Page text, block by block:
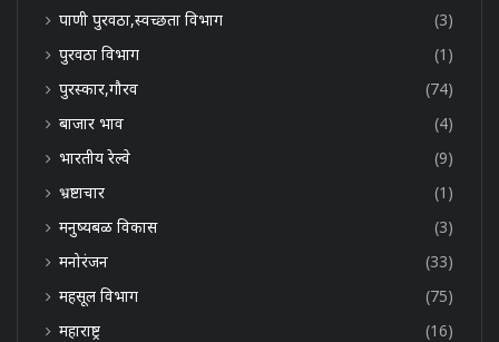
पाणी पुरवठा,स्वच्छता विभाग
(3)
पुरवठा विभाग
(1)
पुरस्कार,गौरव
(74)
बाजार भाव
(4)
भारतीय रेल्वे
(9)
भ्रष्टाचार
(1)
मनुष्यबळ विकास
(3)
मनोरंजन
(33)
महसूल विभाग
(75)
महाराष्ट्र
(16)